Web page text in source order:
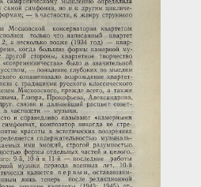
Загрузка...